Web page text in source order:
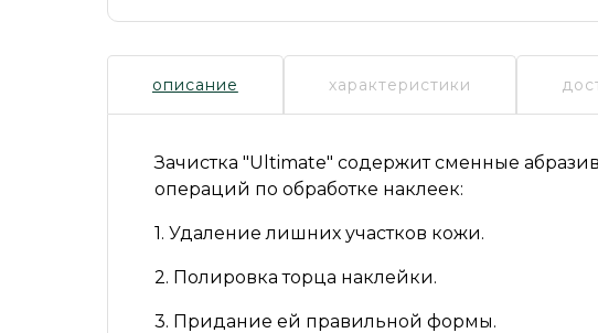
описание характеристики
Зачистка "Ultimate" содержит сменные
операций по обработке наклеек:
1. Удаление лишних участков кожи.
2. Полировка торца наклейки.
3. Придание ей правильной формы.